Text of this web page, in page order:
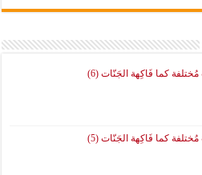
كما فَاكِهة الجَنّات (6)
كما فَاكِهة الجَنّات (5)